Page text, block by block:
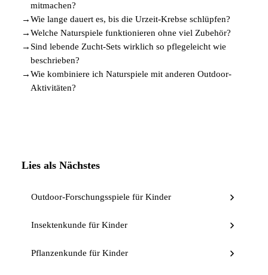
mitmachen?
→Wie lange dauert es, bis die Urzeit-Krebse schlüpfen?
→Welche Naturspiele funktionieren ohne viel Zubehör?
→ Sind lebende Zucht-Sets wirklich so pflegeleicht wie
beschrieben?
→Wie kombiniere ich Naturspiele mit anderen Outdoor-
Aktivitäten?
Lies als Nächstes
Outdoor-Forschungsspiele für Kinder
Insektenkunde für Kinder
Pflanzenkunde für Kinder